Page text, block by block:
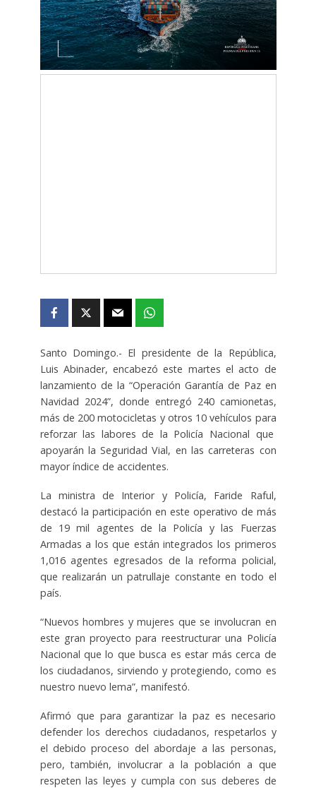
Santo Domingo.- El presidente de la República,
Luis Abinader, encabezó este martes el acto de
lanzamiento de la “Operación Garantía de Paz en
Navidad 2024”, donde entregó 240 camionetas,
más de 200 motocicletas y otros 10 vehículos para
reforzar las labores de la Policía Nacional que
apoyarán la Seguridad Vial, en las carreteras con
mayor índice de accidentes.
La ministra de Interior y Policía, Faride Raful,
destacó la participación en este operativo de más
de 19 mil agentes de la Policía y las Fuerzas
Armadas a los que están integrados los primeros
1,016 agentes egresados de la reforma policial,
que realizarán un patrullaje constante en todo el
país.
“Nuevos hombres y mujeres que se involucran en
este gran proyecto para reestructurar una Policía
Nacional que lo que busca es estar más cerca de
los ciudadanos, sirviendo y protegiendo, como es
nuestro nuevo lema”, manifestó.
Afirmó que para garantizar la paz es necesario
defender los derechos ciudadanos, respetarlos y
el debido proceso del abordaje a las personas,
pero, también, involucrar a la población a que
respeten las leyes y cumpla con sus deberes de